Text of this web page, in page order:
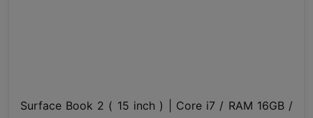
Surface Book 2 ( 15 inch ) | Core i7 / RAM 16GB /